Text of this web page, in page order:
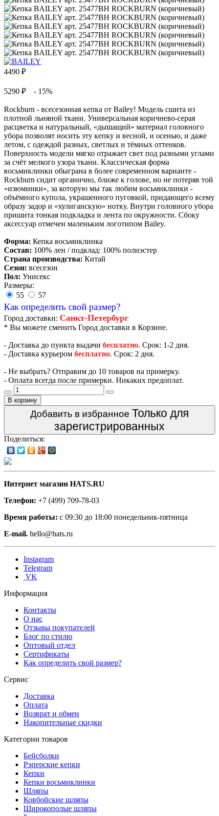
4490 ₽
5290 ₽ - 15%
Rockburn - всесезонная кепка от Bailey! Модель сшита из
плотной льняной ткани. Универсальная коричнево-серая
расцветка и натуральный, «дышащий» материал головного
убора позволят носить эту кепку и весной, и осенью, и даже
летом, с одеждой разных, светлых и тёмных оттенков.
Поверхность модели мягко отражает свет под разными углами
за счёт мелкого узора ткани. Классическая форма
восьмиклинки обыграна в более современном варианте -
Rockburn сидит органично, ближе к голове, но не потеряв той
«изюминки», за которую мы так любим восьмиклинки -
объёмного купола, украшенного пуговкой, придающего всему
образу задор и «хулиганскую» нотку. Внутри головного убора
пришита тонкая подкладка и лента по окружности. Сбоку
аксессуар отмечен маленьким логотипом Bailey.
Форма: Кепка восьмиклинка
Состав: 100% лен / подклад: 100% полиэстер
Страна производства: Китай
Сезон: всесезон
Пол: Унисекс
Размеры:
55
57
Как определить свой размер?
Город доставки: Санкт-Петербург
* Вы можете сменить Город доставки в Корзине.
- Доставка до пункта выдачи бесплатно. Срок: 1-2 дня.
- Доставка курьером бесплатно. Срок: 2 дня.
- Не выбрать? Отправим до 10 товаров на примерку.
- Оплата всегда после примерки. Никаких предоплат.
В корзину
Добавить в избранное Только для
зарегистрированных
Поделиться:
Интернет магазин HATS.RU
Телефон: +7 (499) 709-78-03
Время работы: с 09:30 до 18:00 понедельник-пятница
E-mail. hello@hats.ru
Instagram
Telegram
VK
Информация
Контакты
О нас
Отзывы покупателей
Блог по стилю
Оптовый отдел
Сертификаты
Как определить свой размер?
Сервис
Доставка
Оплата
Возврат и обмен
Накопительные скидки
Категории товаров
Бейсболки
Рэперские кепки
Кепки
Кепки восьмиклинки
Шляпы
Ковбойские шляпы
Широкополые шляпы